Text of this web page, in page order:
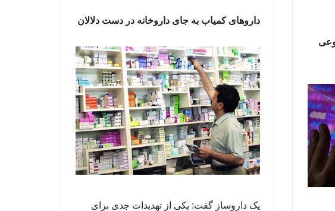
داروهای کمیاب به جای داروخانه در دست دلالان
یک داروساز گفت: یکی از تهدیدات جدی برای